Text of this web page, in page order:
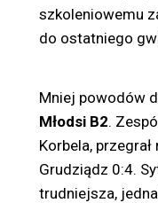
szkoleniowemu
do ostatniego
Mniej powodów
Młodsi B2.
Korbela,
Grudziądz 0:4.
trudniejsza,